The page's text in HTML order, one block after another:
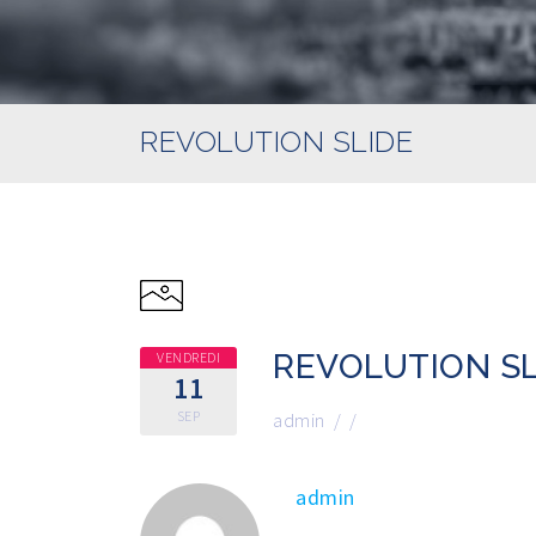
REVOLUTION SLIDE
VENDREDI
11
SEP
REVOLUTION
admin / /
admin